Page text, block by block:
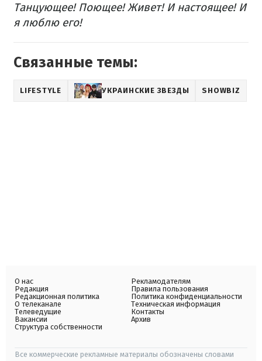
Танцующее! Поющее! Живет! И настоящее! И
я люблю его!
Связанные темы:
LIFESTYLE УКРАИНСКИЕ ЗВЕЗДЫ SHOWBIZ
О нас
Редакция
Редакционная политика
О телеканале
Телеведущие
Вакансии
Структура собственности
Рекламодателям
Правила пользования
Политика конфиденциальности
Техническая информация
Контакты
Архив
Все коммерческие рекламные материалы обозначены словами